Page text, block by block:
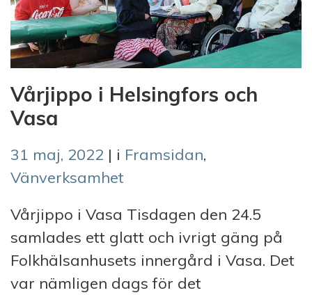
Vårjippo i Helsingfors och
Vasa
31 maj, 2022 | i Framsidan,
Vänverksamhet
Vårjippo i Vasa Tisdagen den 24.5
samlades ett glatt och ivrigt gäng på
Folkhälsanhusets innergård i Vasa. Det
var nämligen dags för det